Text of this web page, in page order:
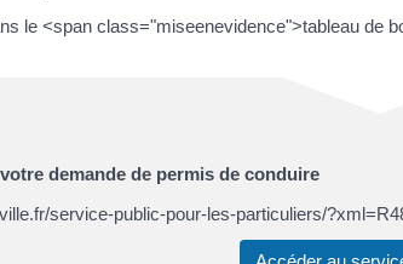
le <span class="miseenevidence">tableau de
demande de permis de conduire
service-public-pour-les-particuliers/